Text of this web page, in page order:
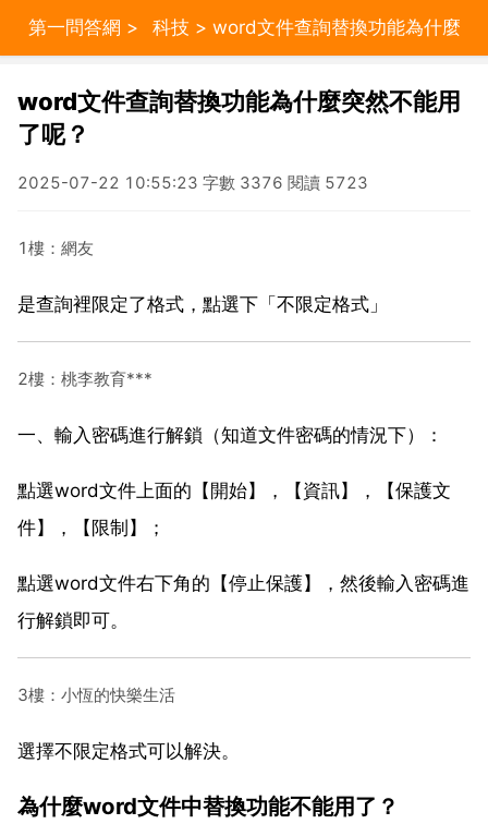
第一問答網 > 科技 > word文件查詢替換功能為什麼
突然不能用了呢？
word文件查詢替換功能為什麼突然不能用
了呢？
2025-07-22 10:55:23 字數 3376 閱讀 5723
1樓：網友
是查詢裡限定了格式，點選下「不限定格式」
2樓：桃李教育***
一、輸入密碼進行解鎖（知道文件密碼的情況下）：
點選word文件上面的【開始】，【資訊】，【保護文
件】，【限制】；
點選word文件右下角的【停止保護】，然後輸入密碼進
行解鎖即可。
3樓：小恆的快樂生活
選擇不限定格式可以解決。
為什麼word文件中替換功能不能用了？